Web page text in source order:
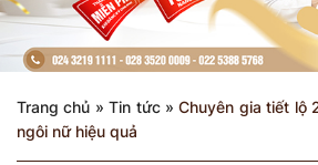
Trang chủ »Tin tức»Chuyên gia tiết lộ
ngôi nữ hiệu quả